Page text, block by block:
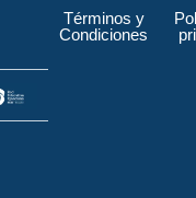
Términos y
Condiciones